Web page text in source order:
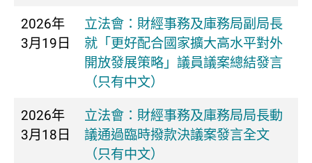
2026年
3月19日
立法會：財經事務及庫務局副局長
就「更好配合國家擴大高水平對外
開放發展策略」議員議案總結發言
（只有中文）
2026年
3月18日
立法會：財經事務及庫務局局長動
議通過臨時撥款決議案發言全文
（只有中文）